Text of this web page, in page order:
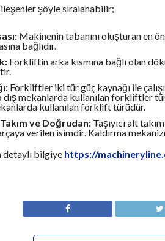
şöyle sıralanabilir;
Makinenin tabanını oluşturan en
bağlıdır.
Forkliftin arka kısmına bağlı olan
Forkliftler iki tür güç kaynağı ile
dış mekanlarda kullanılan forkliftler
kullanılan forklift türüdür.
Takım ve Doğrudan: Taşıyıcı alt
verilen isimdir. Kaldırma
bilgiye https://